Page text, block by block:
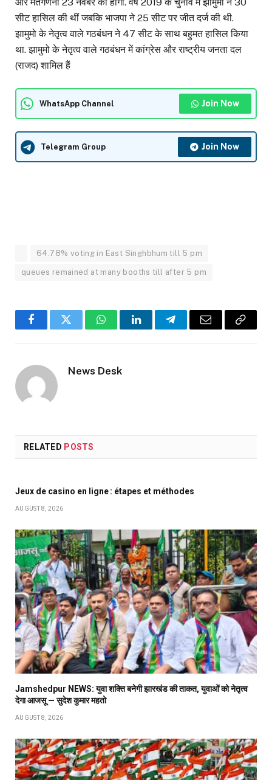
सीट हासिल की थीं जबकि भाजपा ने 25 सीट पर जीत दर्ज की थी.
झामुमो के नेतृत्व वाले गठबंधन ने 47 सीट के साथ बहुमत हासिल किया
था. झामुमो के नेतृत्व वाले गठबंधन में कांग्रेस और राष्ट्रीय जनता दल
(राजद) शामिल हैं
WhatsApp Channel Join Now
Telegram Group Join Now
64.78% voting in East Singhbhum till 5 pm
queues remained at many booths till after 5 pm
FacebookTwitter WhatsAppLinkedInTelegramEmail
Copy
News Desk
RELATED POSTS
Jeux de casino en ligne : étapes et méthodes
AUGUST 8, 2026
Jamshedpur NEWS: युवा शक्ति बनेगी झारखंड की ताकत, युवाओं को नेतृत्व
देगा आजसू — सुदेश कुमार महतो
AUGUST 8, 2026